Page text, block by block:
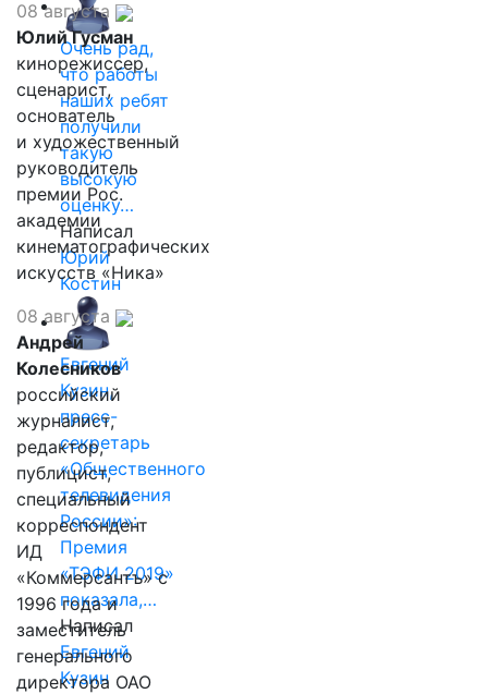
Очень рад,
что работы
наших ребят
получили
такую
высокую
оценку…
Написал
Юрий
Костин
Евгений
Кузин,
пресс-
секретарь
«Общественного
телевидения
России»:
Премия
«ТЭФИ 2019»
показала,…
Написал
Евгений
Кузин
08 августа
Юлий Гусман
кинорежиссер,
сценарист,
основатель
и художественный
руководитель
премии Рос.
академии
кинематографических
искусств «Ника»
08 августа
Андрей
Колесников
российский
журналист,
редактор,
публицист,
специальный
корреспондент
ИД
«Коммерсантъ» с
1996 года и
заместитель
генерального
директора ОАО